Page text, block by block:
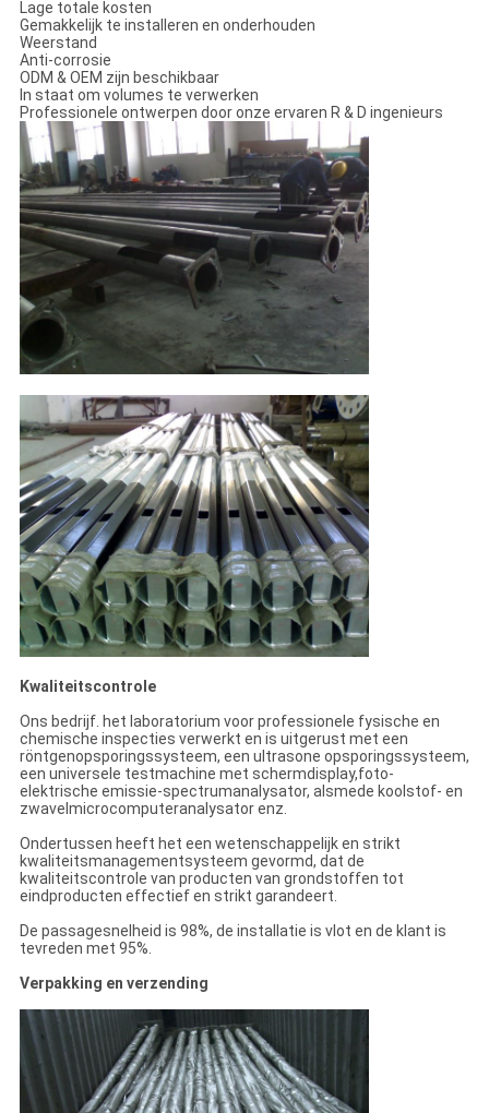
Lage totale kosten
Gemakkelijk te installeren en onderhouden
Weerstand
Anti-corrosie
ODM & OEM zijn beschikbaar
In staat om volumes te verwerken
Professionele ontwerpen door onze ervaren R & D ingenieurs
Kwaliteitscontrole
Ons bedrijf. het laboratorium voor professionele fysische en
chemische inspecties verwerkt en is uitgerust met een
röntgenopsporingssysteem, een ultrasone opsporingssysteem,
een universele testmachine met schermdisplay,foto-
elektrische emissie-spectrumanalysator, alsmede koolstof- en
zwavelmicrocomputeranalysator enz.
Ondertussen heeft het een wetenschappelijk en strikt
kwaliteitsmanagementsysteem gevormd, dat de
kwaliteitscontrole van producten van grondstoffen tot
eindproducten effectief en strikt garandeert.
De passagesnelheid is 98%, de installatie is vlot en de klant is
tevreden met 95%.
Verpakking en verzending